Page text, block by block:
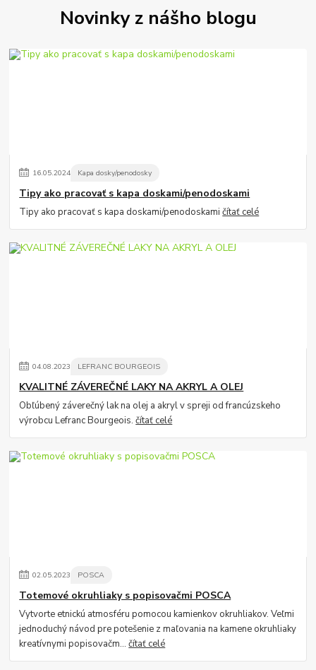
Novinky z nášho blogu
16.05.2024 Kapa dosky/penodosky
Tipy ako pracovať s kapa doskami/penodoskami
Tipy ako pracovať s kapa doskami/penodoskamičítať celé
04.08.2023 LEFRANC BOURGEOIS
KVALITNÉ ZÁVEREČNÉ LAKY NA AKRYL A OLEJ
Obľúbený záverečný lak na olej a akryl v spreji od francúzskeho
výrobcu Lefranc Bourgeois.čítať celé
02.05.2023 POSCA
Totemové okruhliaky s popisovačmi POSCA
Vytvorte etnickú atmosféru pomocou kamienkov okruhliakov. Veľmi
jednoduchý návod pre potešenie z maľovania na kamene okruhliaky
kreatívnymi popisovačm...čítať celé